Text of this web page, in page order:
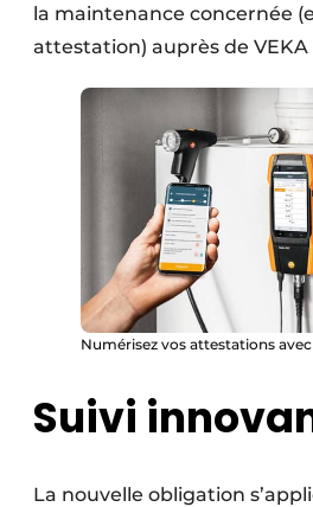
la maintenance concernée
attestation) auprès de
Numérisez vos attestations
Suivi
La nouvelle obligation